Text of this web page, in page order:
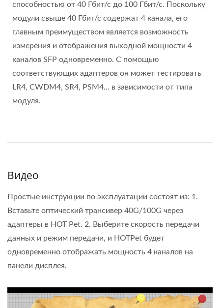
способностью от 40 Гбит/с до 100 Гбит/с. Поскольку
модули свыше 40 Гбит/с содержат 4 канала, его
главным преимуществом является возможность
измерения и отображения выходной мощности 4
каналов SFP одновременно. С помощью
соответствующих адаптеров он может тестировать
LR4, CWDM4, SR4, PSM4... в зависимости от типа
модуля.
Видео
Простые инструкции по эксплуатации состоят из: 1.
Вставьте оптический трансивер 40G/100G через
адаптеры в HOT Pet. 2. Выберите скорость передачи
данных и режим передачи, и HOTPet будет
одновременно отображать мощность 4 каналов на
панели дисплея.